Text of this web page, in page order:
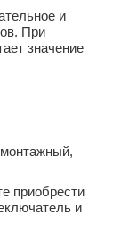
и
При
значение
приобрести
и